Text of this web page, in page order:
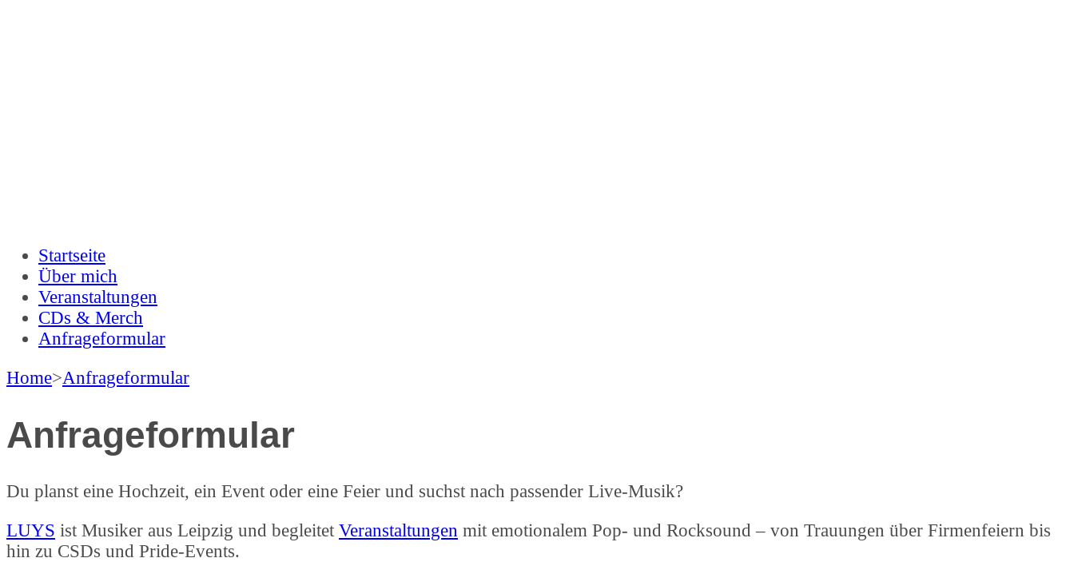
LUYS
Luis Dannewitz
Startseite
Über mich
Veranstaltungen
CDs & Merch
Anfrageformular
Home>Anfrageformular
Anfrageformular
Du planst eine Hochzeit, ein Event oder eine Feier und suchst nach passender Live-Musik?
LUYS ist Musiker aus Leipzig und begleitet Veranstaltungen mit emotionalem Pop- und Rocksound – von Trauungen über Firmenfeiern bis
hin zu CSDs und Pride-Events.